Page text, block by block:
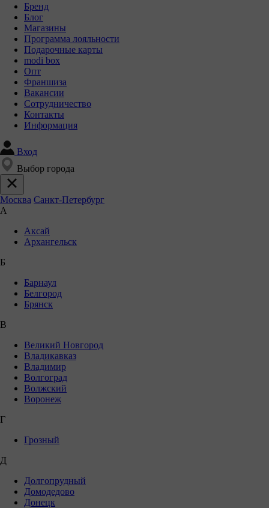
Бренд
Блог
Магазины
Программа лояльности
Подарочные карты
modi box
Опт
Франшиза
Вакансии
Сотрудничество
Контакты
Информация
Вход
Выбор города
Москва Санкт-Петербург
А
Аксай
Архангельск
Б
Барнаул
Белгород
Брянск
В
Великий Новгород
Владикавказ
Владимир
Волгоград
Волжский
Воронеж
Г
Грозный
Д
Долгопрудный
Домодедово
Донецк